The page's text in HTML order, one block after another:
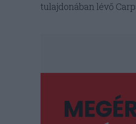
tulajdonában lévő